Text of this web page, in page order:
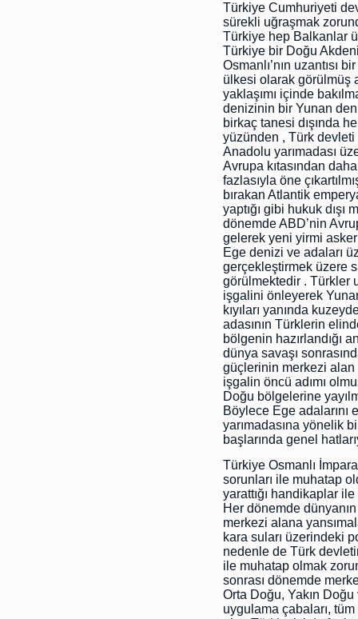
Türkiye Cumhuriyeti
sürekli uğraşmak
Türkiye hep Balkanlar
Türkiye bir Doğu
Osmanlı’nın uzantısı
ülkesi olarak görülmüş
yaklaşımı içinde
denizinin bir Yunan
birkaç tanesi dışında
yüzünden , Türk devleti
Anadolu yarımadası
Avrupa kıtasından
fazlasıyla öne
bırakan Atlantik
yaptığı gibi hukuk dışı
dönemde ABD’nin
gelerek yeni yirmi
Ege denizi ve adaları
gerçekleştirmek üzere
görülmektedir . Türkler
işgalini önleyerek
kıyıları yanında
adasının Türklerin
bölgenin hazırlandığı
dünya savaşı
güçlerinin merkezi alan
işgalin öncü adımı
Doğu bölgelerine
Böylece Ege
yarımadasına yönelik
başlarında genel
Türkiye Osmanlı
sorunları ile muhatap
yarattığı handikaplar
Her dönemde
merkezi alana
kara suları üzerindeki
nedenle de Türk
ile muhatap olmak
sonrası dönemde
Orta Doğu, Yakın
uygulama çabaları,